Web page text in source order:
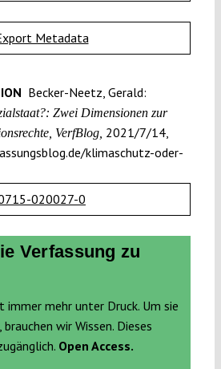
Metadata
Becker-Neetz, Gerald:
Zwei Dimensionen zur
VerfBlog, 2021/7/14,
klimaschutz-oder-
020027-0
Verfassung zu
immer mehr unter Druck. Um sie
wir Wissen. Dieses
Open Access.